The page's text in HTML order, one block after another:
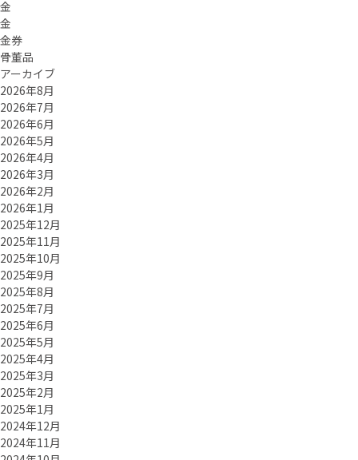
金
金
金券
骨董品
アーカイブ
2026年8月
2026年7月
2026年6月
2026年5月
2026年4月
2026年3月
2026年2月
2026年1月
2025年12月
2025年11月
2025年10月
2025年9月
2025年8月
2025年7月
2025年6月
2025年5月
2025年4月
2025年3月
2025年2月
2025年1月
2024年12月
2024年11月